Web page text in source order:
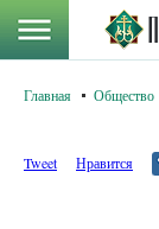
Главная Общество
Tweet Нравится